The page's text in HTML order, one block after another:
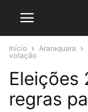
Início Araraquara
votação
Eleições
regras